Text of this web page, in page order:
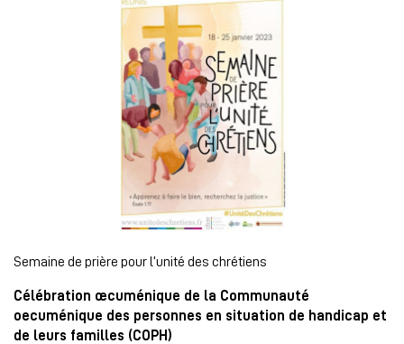
Semaine de prière pour l’unité des chrétiens
Célébration œcuménique de la Communauté
oecuménique des personnes en situation de handicap et
de leurs familles (COPH)